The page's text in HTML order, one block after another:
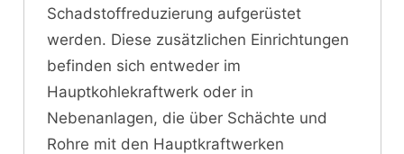
Schadstoffreduzierung aufgerüstet
werden. Diese zusätzlichen Einrichtungen
befinden sich entweder im
Hauptkohlekraftwerk oder in
Nebenanlagen, die über Schächte und
Rohre mit den Hauptkraftwerken